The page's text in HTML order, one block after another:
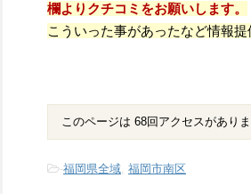
欄よりクチコミをお願いします。
こういった事があったなど情報
このページは 68回アクセスがあり
-福岡県全域, 福岡市南区